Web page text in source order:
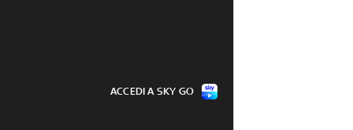
ACCEDI A SKY GO